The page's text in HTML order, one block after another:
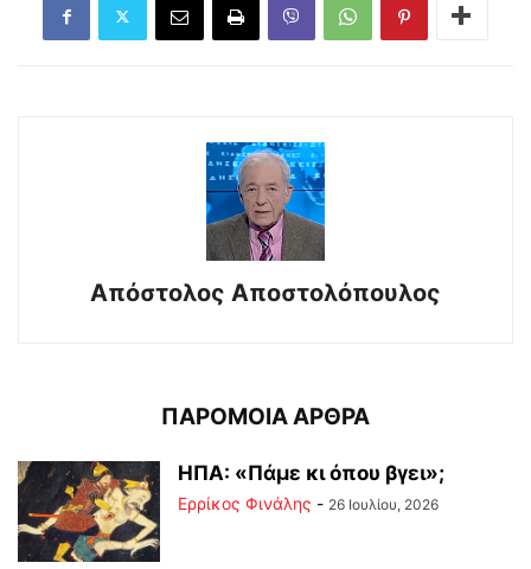
Απόστολος Αποστολόπουλος
ΠΑΡΟΜΟΙΑ ΑΡΘΡΑ
ΗΠΑ: «Πάμε κι όπου βγει»;
Ερρίκος Φινάλης - 26 Ιουλίου, 2026